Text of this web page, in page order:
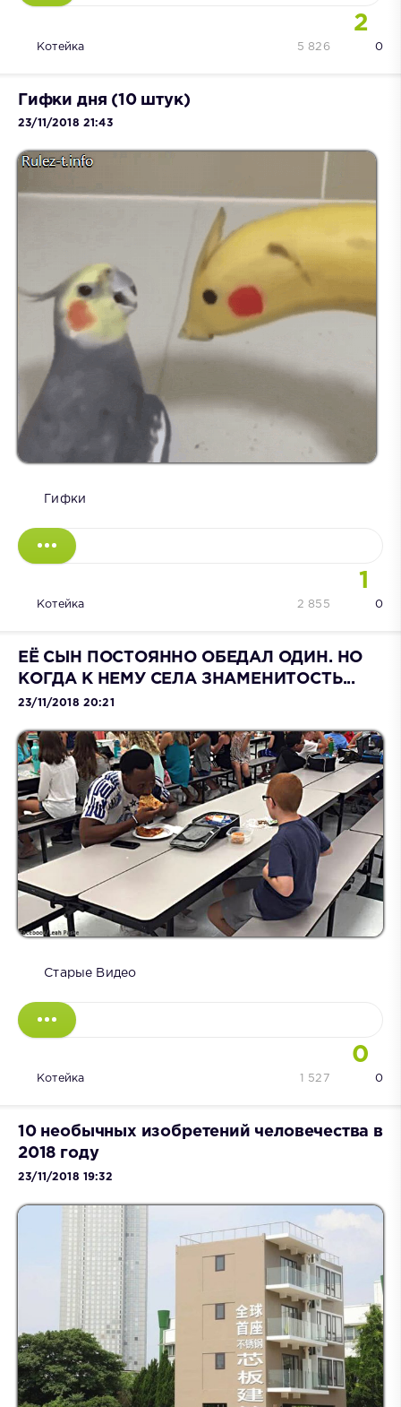
2
Котейка 0
5 826
Гифки дня (10 штук)
23/11/2018 21:43
Гифки
1
Котейка 0
2 855
ЕЁ СЫН ПОСТОЯННО ОБЕДАЛ ОДИН. НО
КОГДА К НЕМУ СЕЛА ЗНАМЕНИТОСТЬ...
23/11/2018 20:21
Старые Видео
0
Котейка 0
1 527
10 необычных изобретений человечества в
2018 году
23/11/2018 19:32